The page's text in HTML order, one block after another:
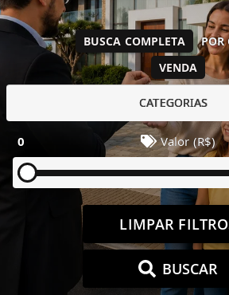
VENDA
BUSCA COMPLETA POR
CATEGORIAS
0 Valor (R$)
LIMPAR
BUSCAR